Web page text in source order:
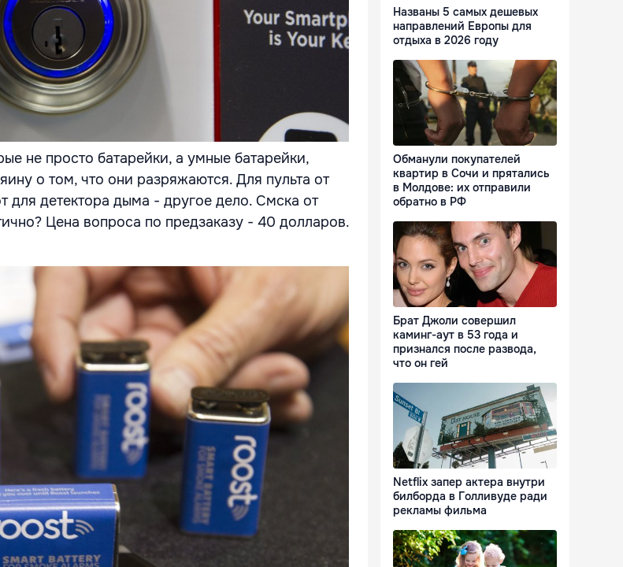
не просто батарейки, а умные батарейки,
о том, что они разряжаются. Для пульта от
для детектора дыма - другое дело. Смска от
Цена вопроса по предзаказу - 40 долларов.
Названы 5 самых дешевых
направлений Европы для
отдыха в 2026 году
Обманули покупателей
квартир в Сочи и прятались
в Молдове: их отправили
обратно в РФ
Брат Джоли совершил
каминг-аут в 53 года и
признался после развода,
что он гей
Netflix запер актера внутри
билборда в Голливуде ради
рекламы фильма